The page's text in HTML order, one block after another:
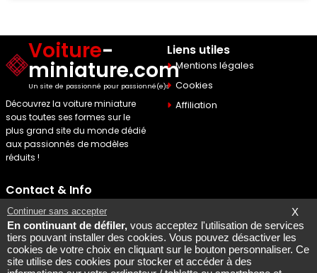
Voiture-
miniature.com
Un site de passionné pour passionné(e)s
Découvrez la voiture miniature
sous toutes ses formes sur le
plus grand site du monde dédié
aux passionnés de modèles
réduits !
Liens utiles
Mentions légales
Cookies
Affiliation
Contact & Info
Maquette Mobylette
SEO parLaurent Bousquet
Page consultee le 2026 08
06
X
Continuer sans accepter
En continuant de défiler, vous acceptez l'utilisation de services
tiers pouvant installer des cookies. Vous pouvez désactiver les
cookies de votre choix en cliquant sur le bouton personnaliser. Ce
site utilise des cookies pour stocker et accéder à des